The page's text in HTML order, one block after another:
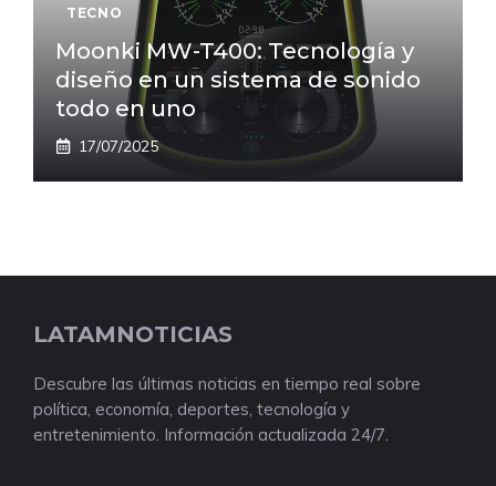
TECNO
Moonki MW-T400: Tecnología y
diseño en un sistema de sonido
todo en uno
17/07/2025
LATAMNOTICIAS
Descubre las últimas noticias en tiempo real sobre
política, economía, deportes, tecnología y
entretenimiento. Información actualizada 24/7.